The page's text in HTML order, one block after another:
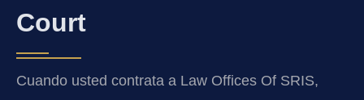
Court
Cuando usted contrata a Law Offices Of SRIS,